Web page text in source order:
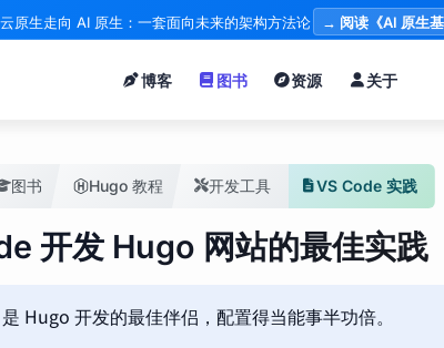
原生走向 AI 原生：一套面向未来的架构方法论 → 阅读《AI 原生基
博客 图书 资源 关于
图书 Hugo 教程 开发工具 VS Code 实践
开发 Hugo 网站的最佳实践
Hugo 开发的最佳伴侣，配置得当能事半功倍。